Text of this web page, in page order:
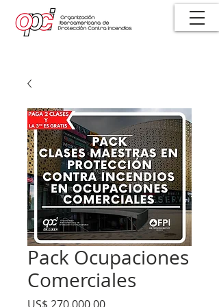
Pack Ocupaciones
Comerciales
Precio